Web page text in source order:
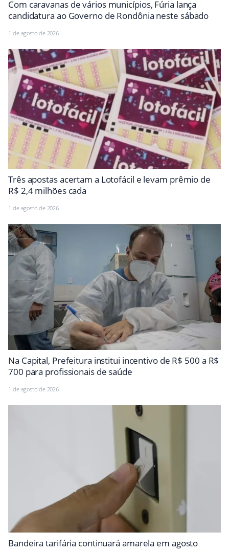
Com caravanas de vários municípios, Fúria lança
candidatura ao Governo de Rondônia neste sábado
1 de agosto de 2026
Três apostas acertam a Lotofácil e levam prêmio de
R$ 2,4 milhões cada
1 de agosto de 2026
Na Capital, Prefeitura institui incentivo de R$ 500 a R$
700 para profissionais de saúde
1 de agosto de 2026
Bandeira tarifária continuará amarela em agosto